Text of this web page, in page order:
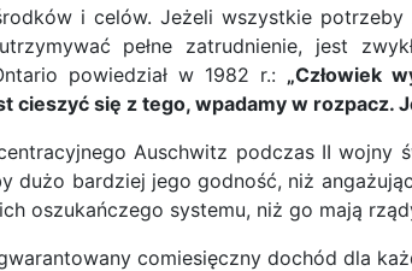
i celów. Jeżeli wszystkie
pełne zatrudnienie, jest
powiedział w 1982 r.: „Człowiek
się z tego, wpadamy w rozpacz.
Auschwitz podczas II wojny
dużo bardziej jego godność, niż
oszukańczego systemu, niż go mają
comiesięczny dochód dla